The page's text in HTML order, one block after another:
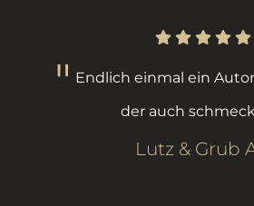
Endlich einmal ein
der auch
Lutz & Grub